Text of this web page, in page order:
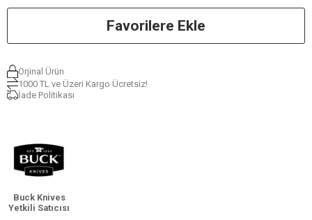
Favorilere Ekle
Orjinal Ürün
1000 TL ve Üzeri Kargo Ücretsiz!
İade Politikası
Buck Knives
Yetkili Satıcısı